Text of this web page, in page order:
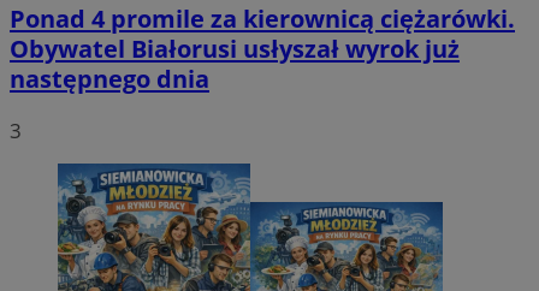
Ponad 4 promile za kierownicą ciężarówki.
Obywatel Białorusi usłyszał wyrok już
następnego dnia
3